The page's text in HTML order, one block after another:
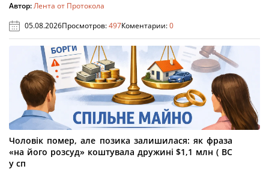
Автор:Лента от Протокола
05.08.2026Просмотров:497Коментарии:0
Чоловік помер, але позика залишилася: як фраза
«на його розсуд» коштувала дружині $1,1 млн ( ВС
у сп